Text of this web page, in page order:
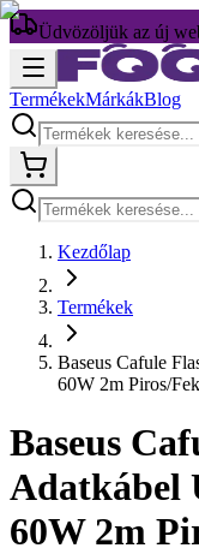
Üdvözöljük az új
TermékekMárkákBlog
Kezdőlap
Termékek
Baseus Cafule
60W 2m Piros/
Baseus
Adatkábel
60W 2m